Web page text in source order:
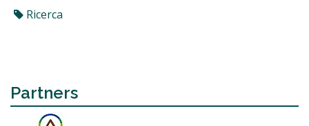
Ricerca
Partners